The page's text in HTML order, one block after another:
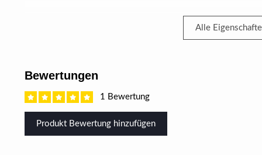
Alle
Bewertungen
1 Bewertung
Produkt Bewertung hinzufügen